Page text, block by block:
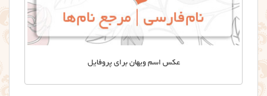
عکس اسم ویهان برای پروفایل